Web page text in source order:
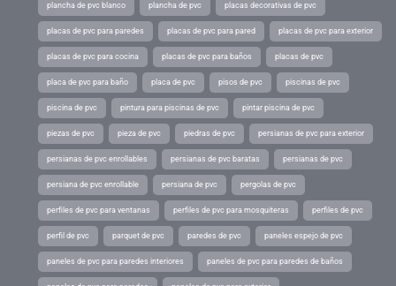
plancha de pvc blanco plancha de pvc placas decorativas de pvc
placas de pvc para paredes placas de pvc para pared placas de pvc para exterior
placas de pvc para cocina placas de pvc para baños placas de pvc
placa de pvc para baño placa de pvc pisos de pvc piscinas de pvc
piscina de pvc pintura para piscinas de pvc pintar piscina de pvc
piezas de pvc pieza de pvc piedras de pvc persianas de pvc para exterior
persianas de pvc enrollables persianas de pvc baratas persianas de pvc
persiana de pvc enrollable persiana de pvc pergolas de pvc
perfiles de pvc para ventanas perfiles de pvc para mosquiteras perfiles de pvc
perfil de pvc parquet de pvc paredes de pvc paneles espejo de pvc
paneles de pvc para paredes interiores paneles de pvc para paredes de baños